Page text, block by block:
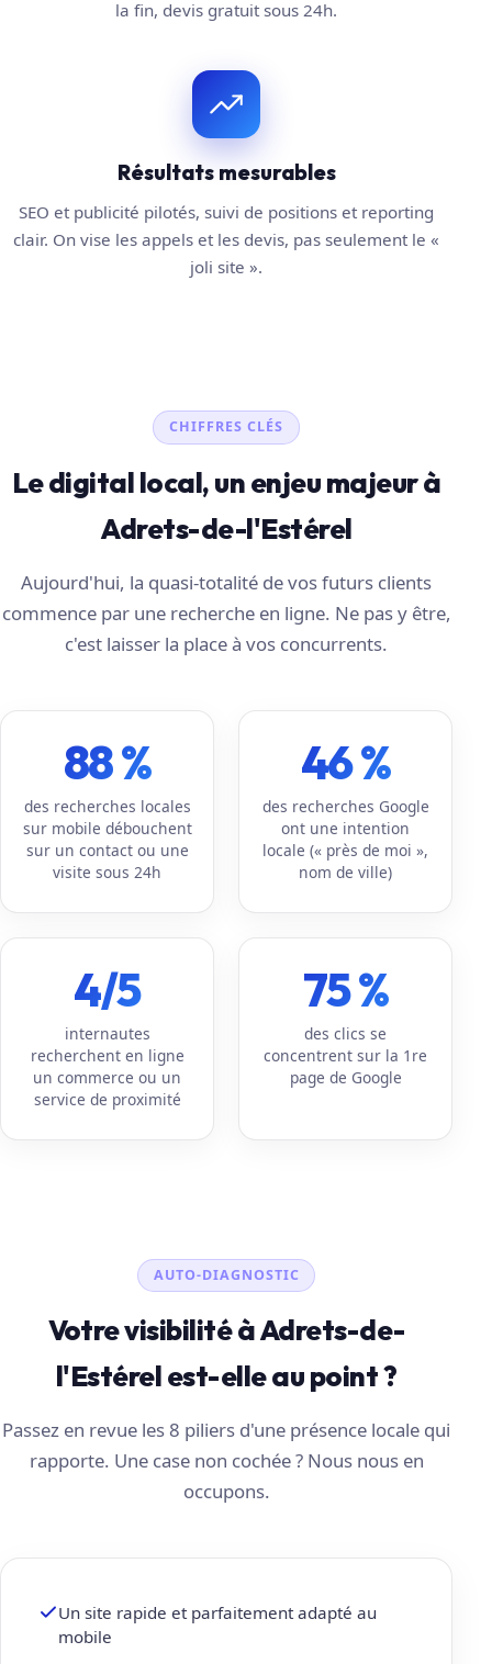
la fin, devis gratuit sous 24h.
Résultats mesurables
SEO et publicité pilotés, suivi de positions et reporting
clair. On vise les appels et les devis, pas seulement le «
joli site ».
CHIFFRES CLÉS
Le digital local, un enjeu majeur à
Adrets-de-l'Estérel
Aujourd'hui, la quasi-totalité de vos futurs clients
commence par une recherche en ligne. Ne pas y être,
c'est laisser la place à vos concurrents.
88 %
des recherches locales
sur mobile débouchent
sur un contact ou une
visite sous 24h
46 %
des recherches Google
ont une intention
locale (« près de moi »,
nom de ville)
4/5
internautes
recherchent en ligne
un commerce ou un
service de proximité
75 %
des clics se
concentrent sur la 1re
page de Google
AUTO-DIAGNOSTIC
Votre visibilité à Adrets-de-
l'Estérel est-elle au point ?
Passez en revue les 8 piliers d'une présence locale qui
rapporte. Une case non cochée ? Nous nous en
occupons.
Un site rapide et parfaitement adapté au
mobile